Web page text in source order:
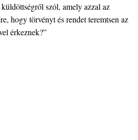
szól, amely azzal az
hogy törvényt és rendet teremtsen az
érkeznek?”